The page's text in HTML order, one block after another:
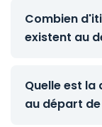
Combien
existent au
Quelle est
au départ de